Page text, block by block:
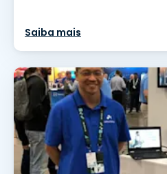
Saiba mais